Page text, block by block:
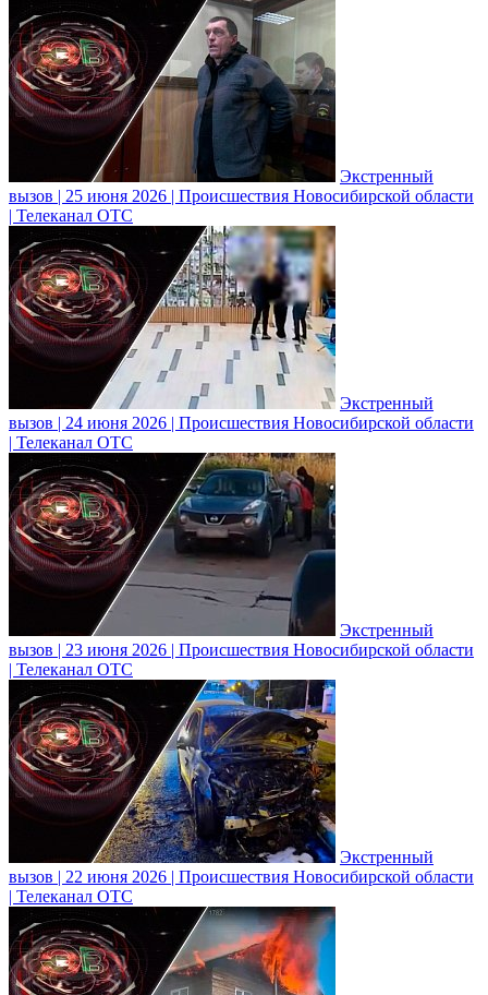
Экстренный
вызов | 25 июня 2026 | Происшествия Новосибирской области
| Телеканал ОТС
Экстренный
вызов | 24 июня 2026 | Происшествия Новосибирской области
| Телеканал ОТС
Экстренный
вызов | 23 июня 2026 | Происшествия Новосибирской области
| Телеканал ОТС
Экстренный
вызов | 22 июня 2026 | Происшествия Новосибирской области
| Телеканал ОТС